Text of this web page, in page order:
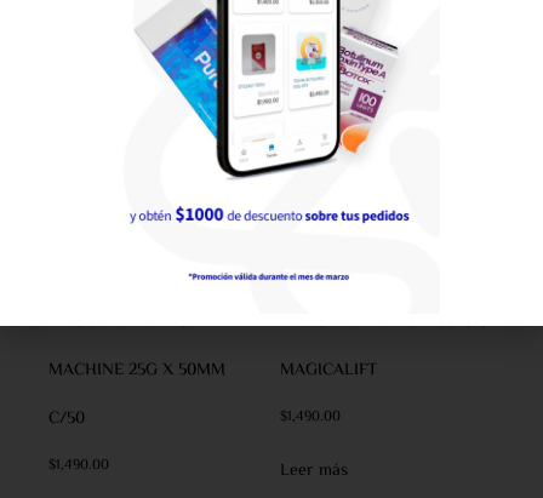
LIPOCANULA TIME
MACHINE 25G X 50MM
C/50
$1,490.00
LIPOCANULA 27G X 38MM
MAGICALIFT
$1,490.00
Leer más